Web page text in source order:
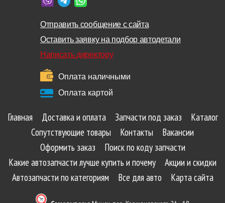
Отправить сообщение с сайта
Оставить заявку на подбор автодетали
Написать директору
Оплата наличными
Оплата картой
Главная Доставка и оплата Запчасти под заказ
Каталог
Сопутствующие товары
Контакты
Вакансии
Оформить заказ
Поиск по коду запчасти
Какие автозапчасти лучше купить и почему
Акции и скидки
Автозапчасти по категориям
Все для авто Карта сайта